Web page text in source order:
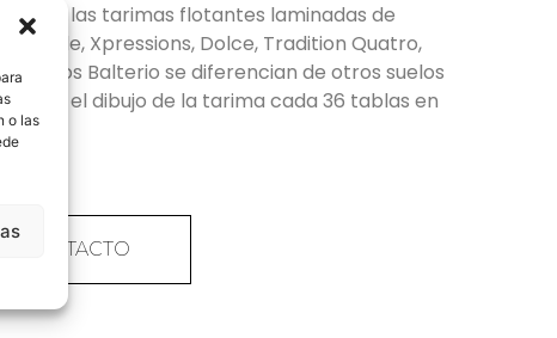
o las
las tarimas flotantes laminadas de
Xpressions, Dolce, Tradition Quatro,
Balterio se diferencian de otros suelos
el dibujo de la tarima cada 36 tablas en
CONTACTO